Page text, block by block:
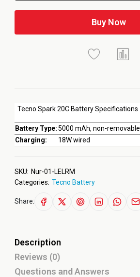
Tecno Spark 20C Battery Specifications
Battery Type:5000 mAh, non-removable
Charging:
18W wired
Buy Now
SKU: Nur-01-LELRM
Categories: Tecno Battery
Share:
Description
Reviews (0)
Questions and Answers